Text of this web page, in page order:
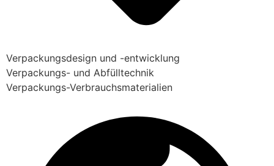
Verpackungsdesign und -entwicklung
Verpackungs- und Abfülltechnik
Verpackungs-Verbrauchsmaterialien